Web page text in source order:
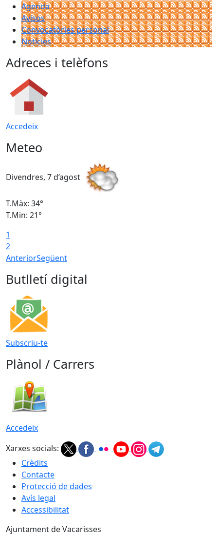
Agenda
Avisos
Convocatòries personal
Notícies
Adreces i telèfons
Accedeix
Meteo
Divendres, 7 d’agost
T.Màx: 34°
T.Min: 21°
1
2
AnteriorSegüent
Butlletí digital
Subscriu-te
Plànol / Carrers
Accedeix
Xarxes socials:
Crèdits
Contacte
Protecció de dades
Avís legal
Accessibilitat
Ajuntament de Vacarisses